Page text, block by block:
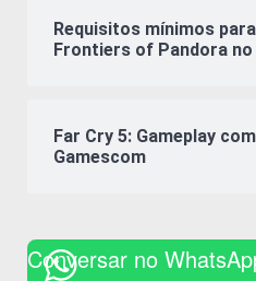
Requisitos mínimos
Frontiers of Pandora no
Far Cry 5: Gameplay
Gamescom
Conversar no